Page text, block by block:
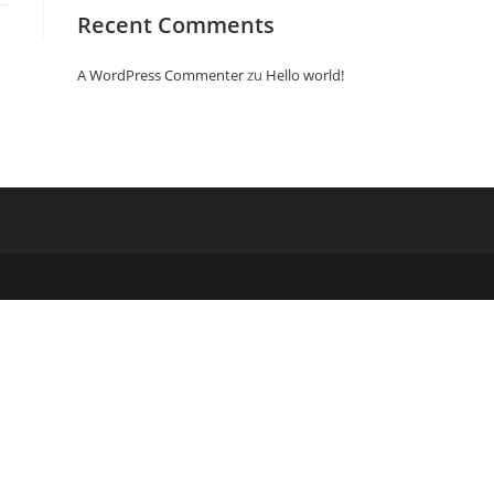
Recent Comments
A WordPress Commenterzu Hello world!